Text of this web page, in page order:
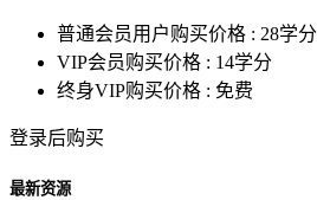
普通会员用户购买价格 : 28学分
VIP会员购买价格 : 14学分
终身VIP购买价格 : 免费
登录后购买
最新资源